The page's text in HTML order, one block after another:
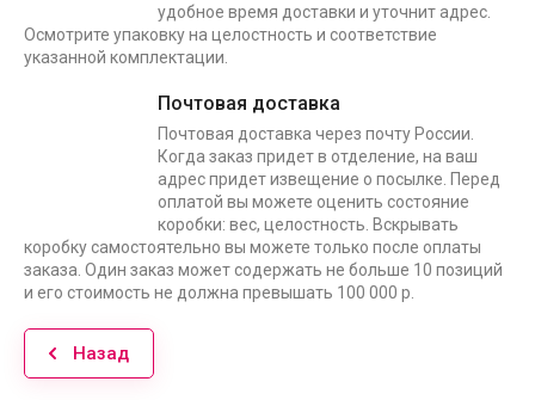
удобное время доставки и уточнит адрес.
Осмотрите упаковку на целостность и соответствие
указанной комплектации.
Почтовая доставка
Почтовая доставка через почту России.
Когда заказ придет в отделение, на ваш
адрес придет извещение о посылке. Перед
оплатой вы можете оценить состояние
коробки: вес, целостность. Вскрывать
коробку самостоятельно вы можете только после оплаты
заказа. Один заказ может содержать не больше 10 позиций
и его стоимость не должна превышать 100 000 р.
Назад